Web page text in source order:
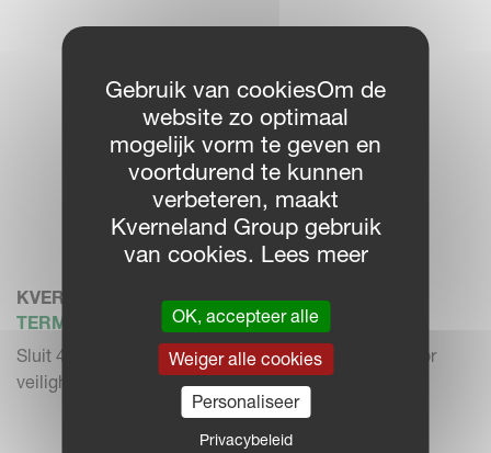
KVERNELAND EYE
TERMINALS & TOEBEHOREN
Sluit 4 camera's aan, schakel op afstand en zorg voor
veiligheid met n...
Gebruik van cookiesOm de
website zo optimaal
mogelijk vorm te geven en
voortdurend te kunnen
verbeteren, maakt
Kverneland Group gebruik
van cookies. Lees meer
OK, accepteer alle
Weiger alle cookies
Personaliseer
Privacybeleid